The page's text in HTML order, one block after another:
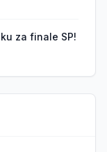
za finale SP!